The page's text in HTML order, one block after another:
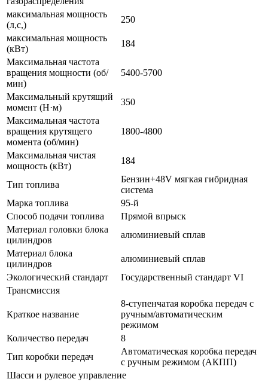
максимальная мощность
(л,с,)
250
максимальная мощность
(кВт)
184
Максимальная частота
вращения мощности (об/
мин)
5400-5700
Максимальный крутящий
момент (Н·м)
350
Максимальная частота
вращения крутящего
момента (об/мин)
1800-4800
Максимальная чистая
мощность (кВт)
184
Тип топлива
Бензин+48V мягкая гибридная
система
Марка топлива
95-й
Способ подачи топлива
Прямой впрыск
Материал головки блока
цилиндров
алюминиевый сплав
Материал блока
цилиндров
алюминиевый сплав
Экологический стандарт
Государственный стандарт VI
Трансмиссия
Краткое название
8-ступенчатая коробка передач с
ручным/автоматическим
режимом
Количество передач
8
Тип коробки передач
Автоматическая коробка передач
с ручным режимом (АКПП)
Шасси и рулевое управление